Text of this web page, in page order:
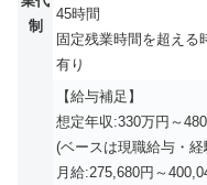
制
45時間
固定残業時間を超える
有り
【給与補足】
想定年収:330万円～
(ベースは現職給与・
月給:275,680円～